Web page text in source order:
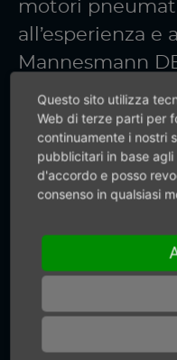
motori
all’esperienza e
Mannesmann
qualità made in
forniamo
compressa
anche
Vai al
Questo sito utilizza
Web di terze parti per
continuamente i nostri
pubblicitari in base
d'accordo e posso
consenso in qualsiasi